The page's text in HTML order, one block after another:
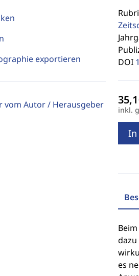
exportieren
vom Autor / Herausgeber
DOI
inkl.
In
es